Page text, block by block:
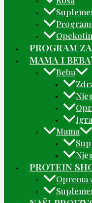
Program
PROGRAM
MAMA I BEBA
Beba
Mama
PROTEIN
Oprema